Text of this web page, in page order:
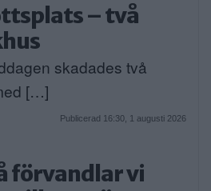
– två
skadades två
[…]
Publicerad 16:30, 1 augusti 2026
förvandlar vi